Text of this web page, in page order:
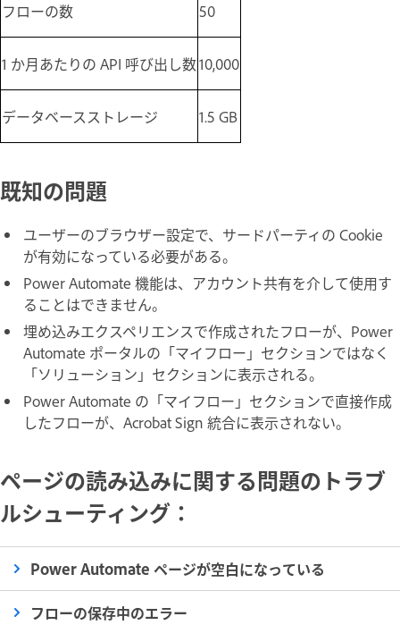
フローの数 50
1 か月あたりの API 呼び出し数10,000
データベースストレージ 1.5 GB
既知の問題
ユーザーのブラウザー設定で、サードパーティの Cookie
が有効になっている必要がある。
Power Automate 機能は、アカウント共有を介して使用す
ることはできません。
埋め込みエクスペリエンスで作成されたフローが、Power
Automate ポータルの「マイフロー 」セクションではなく
「ソリューション 」セクションに表示される。
Power Automate の「マイフロー 」セクションで直接作成
したフローが、Acrobat Sign 統合に表示されない。
ページの読み込みに関する問題のトラブ
ルシューティング：
Power Automate ページが空白になっている
フローの保存中のエラー